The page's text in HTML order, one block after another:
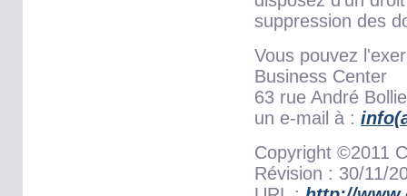
suppression des
Vous pouvez
Business Center
63 rue André
un e-mail à :
Copyright ©2011
Révision : 30/11/